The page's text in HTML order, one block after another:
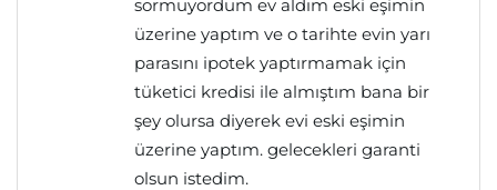
sormuyordum ev aldım eski eşimin
üzerine yaptım ve o tarihte evin yarı
parasını ipotek yaptırmamak için
tüketici kredisi ile almıştım bana bir
şey olursa diyerek evi eski eşimin
üzerine yaptım. gelecekleri garanti
olsun istedim.